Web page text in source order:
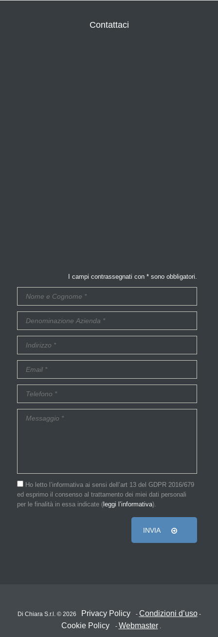
Contattaci
I campi contrassegnati con * sono obbligatori.
Ho letto l’informativa ai sensi dell’art 13 del GDPR 2016/679
ed esprimo il consenso al trattamento dei miei dati personali
per le finalità in essa indicate ( leggi l’informativa).
INVIA
Di Chiara S.r.l. © 2026 Privacy Policy - Condizioni d’uso-
Cookie Policy - Webmaster.